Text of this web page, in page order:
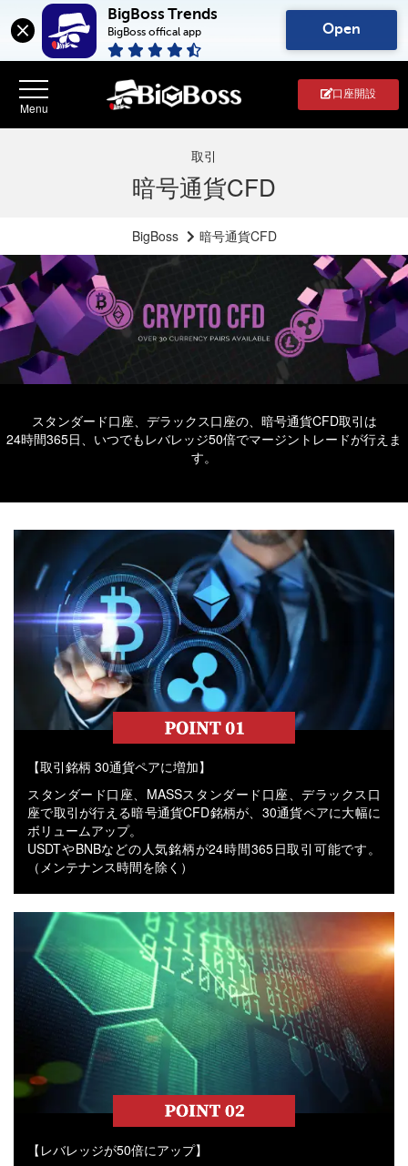
BigBoss Trends
BigBoss offical app Open
口座開設
取引
暗号通貨CFD
BigBoss 暗号通貨CFD
スタンダード口座、デラックス口座の、暗号通貨CFD取引は
24時間365日、いつでもレバレッジ50倍でマージントレードが行えま
す。
【取引銘柄 30通貨ペアに増加】
スタンダード口座、MASSスタンダード口座、デラックス口
座で取引が行える暗号通貨CFD銘柄が、30通貨ペアに大幅に
ボリュームアップ。
USDTやBNBなどの人気銘柄が24時間365日取引可能です。
（メンテナンス時間を除く）
【レバレッジが50倍にアップ】